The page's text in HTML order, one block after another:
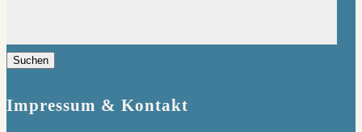
Impressum & Kontakt